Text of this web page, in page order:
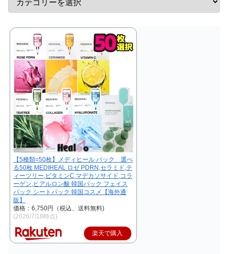
【5種類=50枚】メディヒール パック 選べ
る50枚 MEDIHEAL ロゼ PDRN,セラミド,テ
ィーツリー,ビタミンC,マデカソサイド,コラ
ーゲン,ヒアルロン酸 韓国パック フェイス
パック シートパック 韓国コスメ【海外通
販】
価格：6,750円（税込、送料無料)
(2026/7/18時点)
楽天で購入